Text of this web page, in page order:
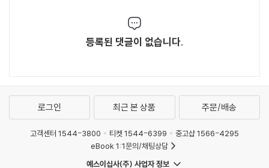
들의 이해를 돕는다. 각 장 마지막에 ‘복습과 적용
을 위한 질문과 해설’과 ‘설교문’이 있어서 설명한
등록된 댓글이 없습니다.
로그인 최근 본 상품 주문/배송
고객센터 1544-3800 티켓 1544-6399
중고샵 1566-4295
eBook 1:1문의/채팅상담
예스이십사(주) 사업자 정보